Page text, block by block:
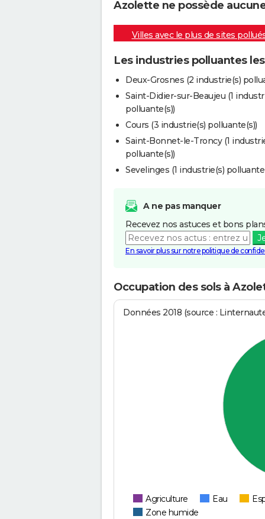
Azolette ne possède
Villes avec le plus de sites
Les industries polluantes
Deux-Grosnes (2 industrie(s)
Saint-Didier-sur-Beaujeu (1
polluante(s))
Cours (3 industrie(s) polluante(s))
Saint-Bonnet-le-Troncy (1
polluante(s))
Sevelinges (1 industrie(s)
A ne pas manquer
Recevez nos astuces et bons
En savoir plus sur notre politique de
Occupation des sols à
Données 2018 (source :
Agriculture Eau
Zone humide